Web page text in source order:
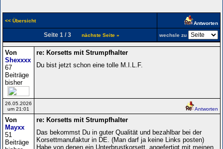
<< Übersicht Antworten
Seite 1 / 3 nächste Seite » wechsle zu
Von
Shexxxx
67
Beiträge
bisher
re: Korsetts mit Strumpfhalter
Du bist jetzt schon eine tolle M.I.L.F.
26.05.2026
um 21:01
Antworten
Von
Mayxx
51
Beiträge
re: Korsetts mit Strumpfhalter
Das bekommst Du in guter Qualität und bezahlbar bei der
Korsettmanufaktur in DE. (Man darf ja keine Links posten)
Habe von denen ein Unterbrustkorsett, angefertigt mit meinen